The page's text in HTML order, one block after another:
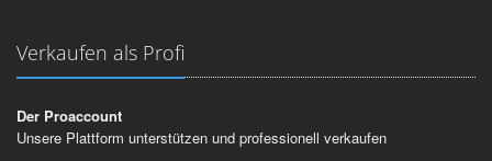
Verkaufen als Profi
Der Proaccount
Unsere Plattform unterstützen und professionell verkaufen